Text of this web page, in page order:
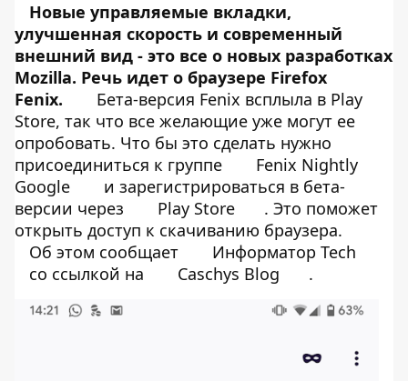
Новые управляемые вкладки,
улучшенная скорость и современный
внешний вид - это все о новых разработках
Mozilla. Речь идет о браузере Firefox
Fenix.
Бета-версия Fenix всплыла в Play
Store, так что все желающие уже могут ее
опробовать. Что бы это сделать нужно
присоединиться к группе
Fenix ​​Nightly
Google
и зарегистрироваться в бета-
версии через
Play Store
. Это поможет
открыть доступ к скачиванию браузера.
Об этом сообщает
Информатор Tech
со ссылкой на
Caschys Blog .